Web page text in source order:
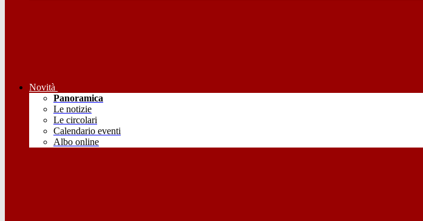
Novità
Panoramica
Le notizie
Le circolari
Calendario eventi
Albo online